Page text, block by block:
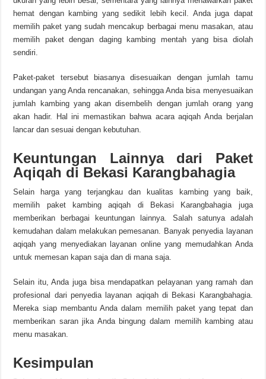
hemat dengan kambing yang sedikit lebih kecil. Anda juga dapat
memilih paket yang sudah mencakup berbagai menu masakan, atau
memilih paket dengan daging kambing mentah yang bisa diolah
sendiri.
Paket-paket tersebut biasanya disesuaikan dengan jumlah tamu
undangan yang Anda rencanakan, sehingga Anda bisa menyesuaikan
jumlah kambing yang akan disembelih dengan jumlah orang yang
akan hadir. Hal ini memastikan bahwa acara aqiqah Anda berjalan
lancar dan sesuai dengan kebutuhan.
Keuntungan Lainnya dari Paket
Aqiqah di Bekasi Karangbahagia
Selain harga yang terjangkau dan kualitas kambing yang baik,
memilih paket kambing aqiqah di Bekasi Karangbahagia juga
memberikan berbagai keuntungan lainnya. Salah satunya adalah
kemudahan dalam melakukan pemesanan. Banyak penyedia layanan
aqiqah yang menyediakan layanan online yang memudahkan Anda
untuk memesan kapan saja dan di mana saja.
Selain itu, Anda juga bisa mendapatkan pelayanan yang ramah dan
profesional dari penyedia layanan aqiqah di Bekasi Karangbahagia.
Mereka siap membantu Anda dalam memilih paket yang tepat dan
memberikan saran jika Anda bingung dalam memilih kambing atau
menu masakan.
Kesimpulan